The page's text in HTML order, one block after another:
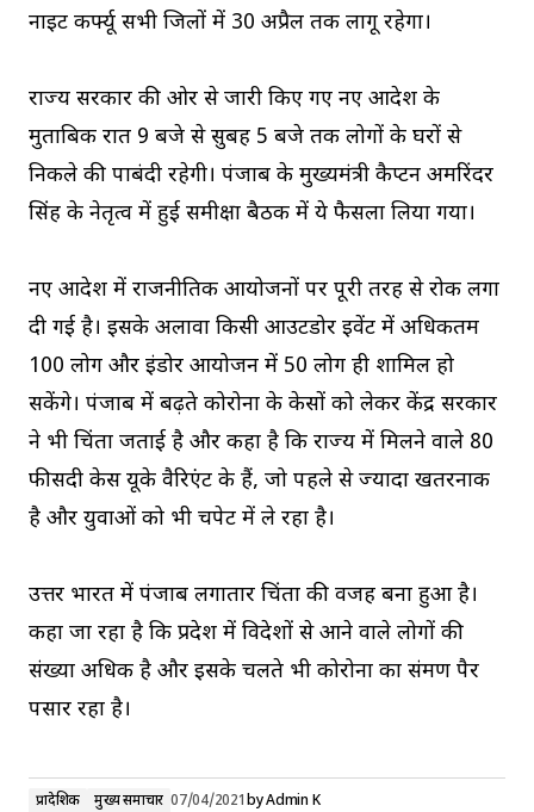
नाइट कर्फ्यू सभी जिलों में 30 अप्रैल तक लागू रहेगा।
राज्य सरकार की ओर से जारी किए गए नए आदेश के
मुताबिक रात 9 बजे से सुबह 5 बजे तक लोगों के घरों से
निकले की पाबंदी रहेगी। पंजाब के मुख्यमंत्री कैप्टन अमरिंदर
सिंह के नेतृत्व में हुई समीक्षा बैठक में ये फैसला लिया गया।
नए आदेश में राजनीतिक आयोजनों पर पूरी तरह से रोक लगा
दी गई है। इसके अलावा किसी आउटडोर इवेंट में अधिकतम
100 लोग और इंडोर आयोजन में 50 लोग ही शामिल हो
सकेंगे। पंजाब में बढ़ते कोरोना के केसों को लेकर केंद्र सरकार
ने भी चिंता जताई है और कहा है कि राज्य में मिलने वाले 80
फीसदी केस यूके वैरिएंट के हैं, जो पहले से ज्यादा खतरनाक
है और युवाओं को भी चपेट में ले रहा है।
उत्तर भारत में पंजाब लगातार चिंता की वजह बना हुआ है।
कहा जा रहा है कि प्रदेश में विदेशों से आने वाले लोगों की
संख्या अधिक है और इसके चलते भी कोरोना का संक्रमण पैर
पसार रहा है।
प्रादेशिक मुख्य समाचार 07/04/2021byAdmin K